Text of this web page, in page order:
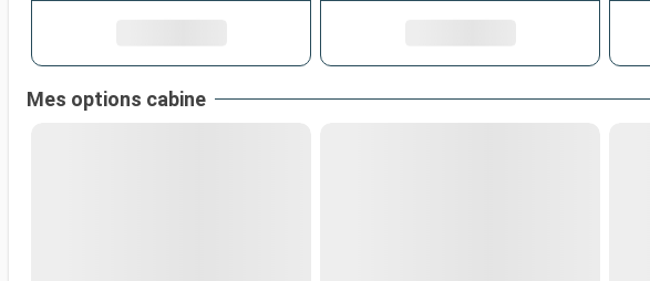
Mes options cabine